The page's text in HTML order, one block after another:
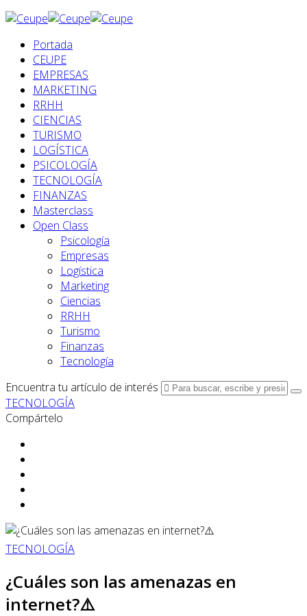
Portada
CEUPE
EMPRESAS
MARKETING
RRHH
CIENCIAS
TURISMO
LOGÍSTICA
PSICOLOGÍA
TECNOLOGÍA
FINANZAS
Masterclass
Open Class
Psicología
Empresas
Logística
Marketing
Ciencias
RRHH
Turismo
Finanzas
Tecnología
Encuentra tu artículo de interés
TECNOLOGÍA
Compártelo
TECNOLOGÍA
¿Cuáles son las amenazas en
internet?⚠️